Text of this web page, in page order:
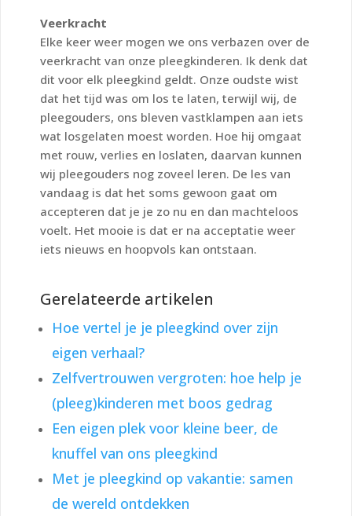
Veerkracht
Elke keer weer mogen we ons verbazen over de
veerkracht van onze pleegkinderen. Ik denk dat
dit voor elk pleegkind geldt. Onze oudste wist
dat het tijd was om los te laten, terwijl wij, de
pleegouders, ons bleven vastklampen aan iets
wat losgelaten moest worden. Hoe hij omgaat
met rouw, verlies en loslaten, daarvan kunnen
wij pleegouders nog zoveel leren. De les van
vandaag is dat het soms gewoon gaat om
accepteren dat je je zo nu en dan machteloos
voelt. Het mooie is dat er na acceptatie weer
iets nieuws en hoopvols kan ontstaan.
Gerelateerde artikelen
Hoe vertel je je pleegkind over zijn
eigen verhaal?
Zelfvertrouwen vergroten: hoe help je
(pleeg)kinderen met boos gedrag
Een eigen plek voor kleine beer, de
knuffel van ons pleegkind
Met je pleegkind op vakantie: samen
de wereld ontdekken